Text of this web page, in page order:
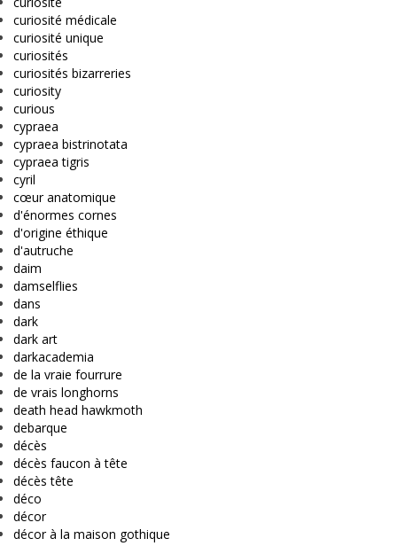
curiosité médicale
curiosité unique
curiosités
curiosités bizarreries
curiosity
curious
cypraea
cypraea bistrinotata
cypraea tigris
cyril
cœur anatomique
d'énormes cornes
d'origine éthique
d'autruche
daim
damselflies
dans
dark
dark art
darkacademia
de la vraie fourrure
de vrais longhorns
death head hawkmoth
debarque
décès
décès faucon à tête
décès tête
déco
décor
décor à la maison gothique